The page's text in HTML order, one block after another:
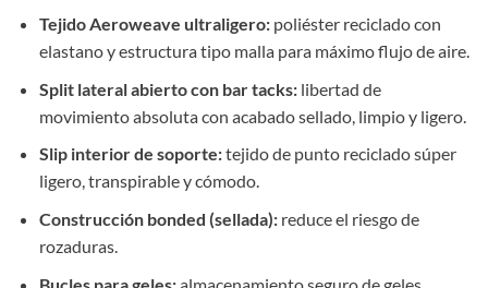
Tejido Aeroweave ultraligero:poliéster reciclado con
elastano y estructura tipo malla para máximo flujo de aire.
Split lateral abierto con bar tacks:libertad de
movimiento absoluta con acabado sellado, limpio y ligero.
Slip interior de soporte:tejido de punto reciclado súper
ligero, transpirable y cómodo.
Construcción bonded (sellada):reduce el riesgo de
rozaduras.
Bucles para geles:almacenamiento seguro de geles